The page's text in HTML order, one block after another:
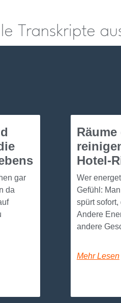
Transkripte
gar
da
Hotel-
Wer
Gefühl:
spürt
Andere
andere
Mehr Lesen